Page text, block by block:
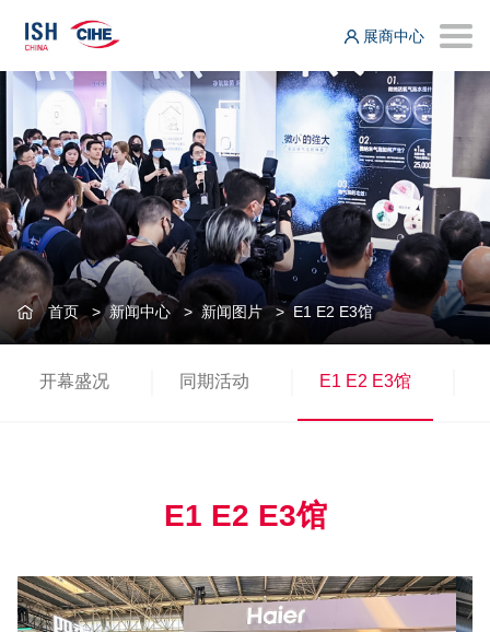
展商中心
首页>新闻中心> 新闻图片>E1 E2 E3馆
开幕盛况 同期活动 E1 E2 E3馆
E1 E2 E3馆